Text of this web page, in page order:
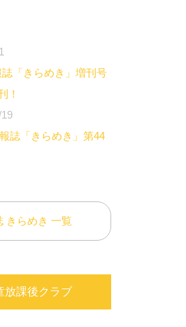
「きらめき」増刊号
！
誌「きらめき」第44
きらめき 一覧
放課後クラブ